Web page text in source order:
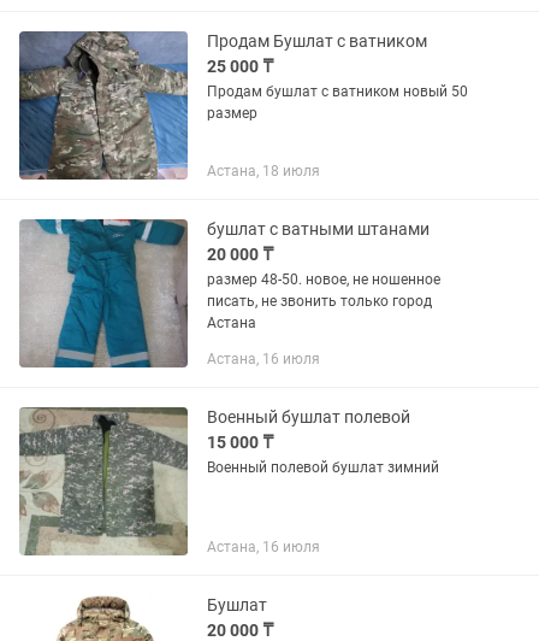
Продам Бушлат с ватником
25 000 ₸
Продам бушлат с ватником новый 50
размер
Астана, 18 июля
бушлат с ватными штанами
20 000 ₸
размер 48-50. новое, не ношенное
писать, не звонить только город
Астана
Астана, 16 июля
Военный бушлат полевой
15 000 ₸
Военный полевой бушлат зимний
Астана, 16 июля
Бушлат
20 000 ₸